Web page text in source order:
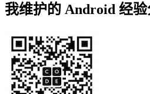
我维护的 Android 经